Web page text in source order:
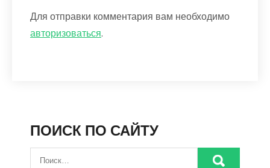
Для отправки комментария вам необходимо
авторизоваться.
ПОИСК ПО САЙТУ